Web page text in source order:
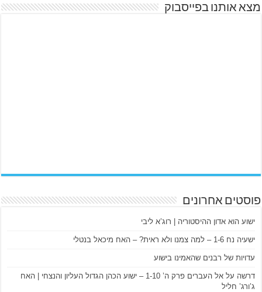
מצא אותנו בפייסבוק
פוסטים אחרונים
ישוע הוא אדון ההיסטוריה | רוג’א ליבי
ישעיה נח 1-6 – למה צמנו ולא ראית? – האח מיכאל בנטלי
עדויות של רבנים שהאמינו בישוע
דרשה על אל העברים פרק ה’ 1-10 – ישוע הכהן הגדול העליון והנצחי | האח
ג’ורג’ חליל